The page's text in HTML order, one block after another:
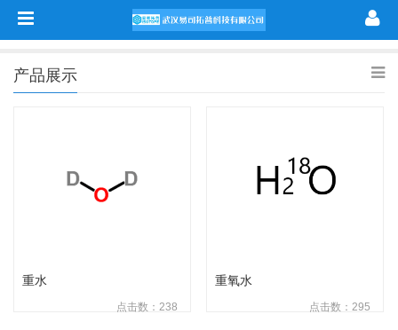
产品展示
重水
点击数：238
重氧水
点击数：295